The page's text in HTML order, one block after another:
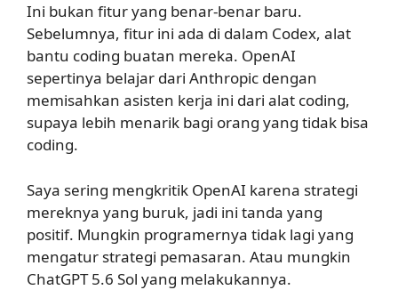
Ini bukan fitur yang benar-benar baru.
Sebelumnya, fitur ini ada di dalam Codex, alat
bantu coding buatan mereka. OpenAI
sepertinya belajar dari Anthropic dengan
memisahkan asisten kerja ini dari alat coding,
supaya lebih menarik bagi orang yang tidak bisa
coding.
Saya sering mengkritik OpenAI karena strategi
mereknya yang buruk, jadi ini tanda yang
positif. Mungkin programernya tidak lagi yang
mengatur strategi pemasaran. Atau mungkin
ChatGPT 5.6 Sol yang melakukannya.